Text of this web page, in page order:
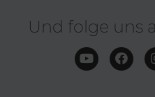
Und folge uns